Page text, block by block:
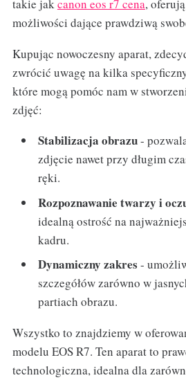
takie jakcanon eos r7 cena,
możliwości dające prawdziwą
Kupując nowoczesny aparat,
zwrócić uwagę na kilka
które mogą pomóc nam w
zdjęć:
Stabilizacja obrazu-
zdjęcie nawet przy długim
ręki.
Rozpoznawanie twarzy i
idealną ostrość na
kadru.
Dynamiczny zakres -
szczegółów zarówno w
partiach obrazu.
Wszystko to znajdziemy w
modelu EOS R7. Ten aparat to
technologiczna, idealna dla